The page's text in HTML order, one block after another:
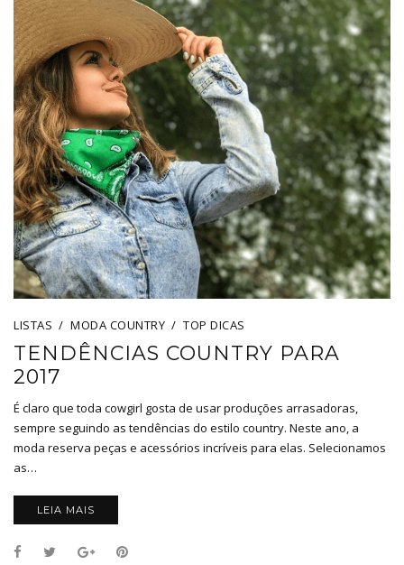
LISTAS MODA COUNTRY TOP DICAS
TENDÊNCIAS COUNTRY PARA
2017
É claro que toda cowgirl gosta de usar produções arrasadoras,
sempre seguindo as tendências do estilo country. Neste ano, a
moda reserva peças e acessórios incríveis para elas. Selecionamos
as…
LEIA MAIS